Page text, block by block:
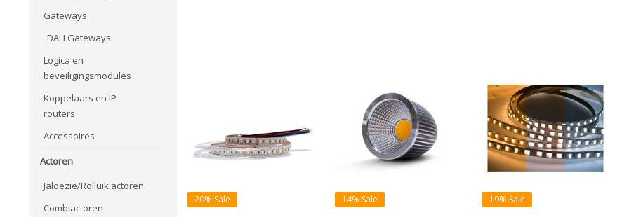
Gateways
DALI Gateways
Logica en
beveiligingsmodules
Koppelaars en IP
routers
Accessoires
Actoren
Jaloezie/Rolluik actoren
Combiactoren
20% Sale 14% Sale 19% Sale